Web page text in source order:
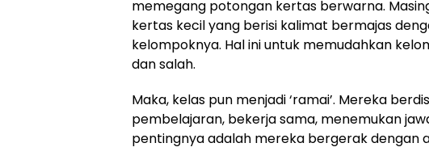
memegang potongan kertas berwarna.
kertas kecil yang berisi kalimat bermajas
kelompoknya. Hal ini untuk memudahkan
dan salah.
Maka, kelas pun menjadi ‘ramai’. Mereka
pembelajaran, bekerja sama, menemukan
pentingnya adalah mereka bergerak dengan